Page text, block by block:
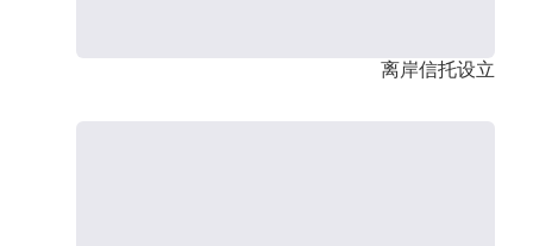
离岸信托设立